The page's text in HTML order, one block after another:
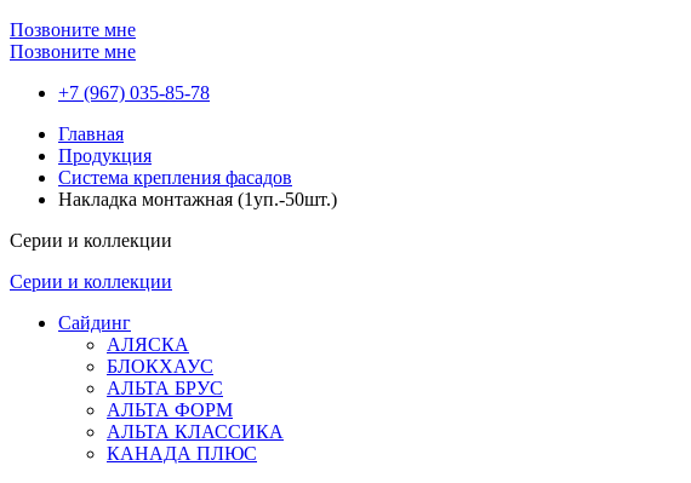
Позвоните мне
Позвоните мне
+7 (967) 035-85-78
Главная
Продукция
Система крепления фасадов
Накладка монтажная (1уп.-50шт.)
Серии и коллекции
Серии и коллекции
Сайдинг
АЛЯСКА
БЛОКХАУС
АЛЬТА БРУС
АЛЬТА ФОРМ
АЛЬТА КЛАССИКА
КАНАДА ПЛЮС